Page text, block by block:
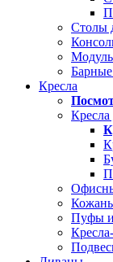
Столы
Кресла
Кресла
Пуфы и